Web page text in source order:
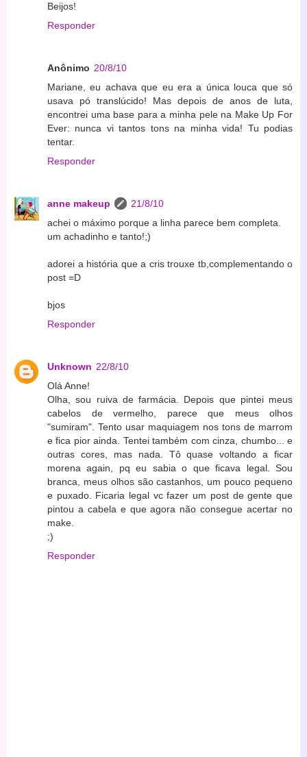
Beijos!
Responder
Anônimo 20/8/10
Mariane, eu achava que eu era a única louca que só
usava pó translúcido! Mas depois de anos de luta,
encontrei uma base para a minha pele na Make Up For
Ever: nunca vi tantos tons na minha vida! Tu podias
tentar.
Responder
anne makeup
21/8/10
achei o máximo porque a linha parece bem completa.
um achadinho e tanto!;)
adorei a história que a cris trouxe tb,complementando o
post =D
bjos
Responder
Unknown 22/8/10
Olá Anne!
Olha, sou ruiva de farmácia. Depois que pintei meus
cabelos de vermelho, parece que meus olhos
"sumiram". Tento usar maquiagem nos tons de marrom
e fica pior ainda. Tentei também com cinza, chumbo... e
outras cores, mas nada. Tô quase voltando a ficar
morena again, pq eu sabia o que ficava legal. Sou
branca, meus olhos são castanhos, um pouco pequeno
e puxado. Ficaria legal vc fazer um post de gente que
pintou a cabela e que agora não consegue acertar no
make.
;)
Responder